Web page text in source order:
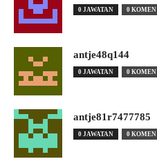
0 JAWATAN 0 KOMEN
antje48q144
0 JAWATAN 0 KOMEN
antje81r7477785
0 JAWATAN 0 KOMEN